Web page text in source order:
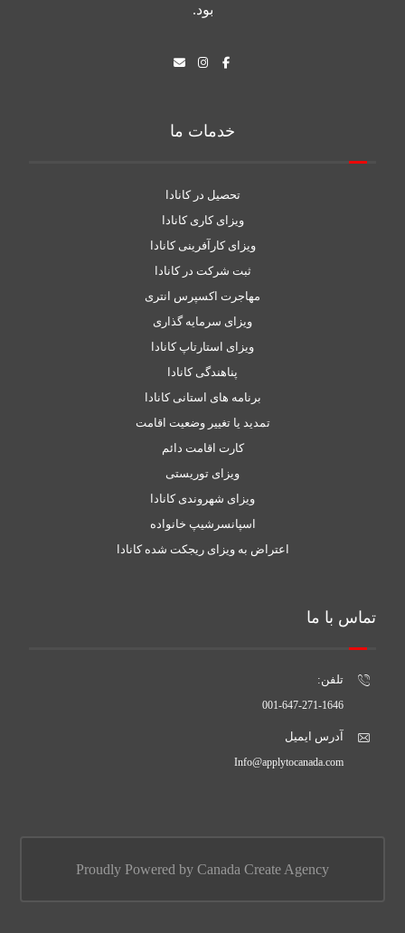
بود.
خدمات ما
تحصیل در کانادا
ویزای کاری کانادا
ویزای کارآفرینی کانادا
ثبت شرکت در کانادا
مهاجرت اکسپرس انتری
ویزای سرمایه گذاری
ویزای استارتاپ کانادا
پناهندگی کانادا
برنامه های استانی کانادا
تمدید یا تغییر وضعیت اقامت
کارت اقامت دائم
ویزای توریستی
ویزای شهروندی کانادا
اسپانسرشیپ خانواده
اعتراض به ویزای ریجکت شده کانادا
تماس با ما
تلفن:
001-647-271-1646
آدرس ایمیل
Info@applytocanada.com
Proudly Powered by Canada Create Agency